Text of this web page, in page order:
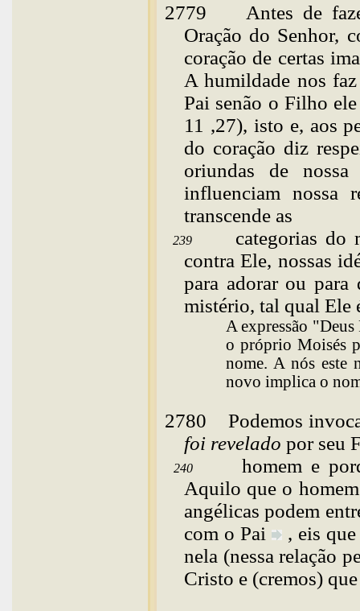
2779 Antes de
Oração do Senhor,
coração de certas
A humildade nos
Pai senão o Filho
11 ,27), isto e, aos
do coração diz
oriundas de
influenciam nossa
transcende as
239 categorias do
contra Ele, nossas
para adorar ou para
mistério, tal qual Ele
A expressão
o próprio Moisés
nome. A nós este
novo implica o
2780 Podemos
foi revelado por seu
240 homem e
Aquilo que o
angélicas podem
com oPai
, eis
nela (nessa relação
Cristo e (cremos)